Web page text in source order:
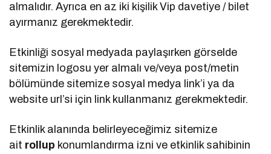
almalıdır. Ayrıca en az iki kişilik Vip davetiye / bilet
ayırmanız gerekmektedir.
Etkinliği sosyal medyada paylaşırken görselde
sitemizin logosu yer almalı ve/veya post/metin
bölümünde sitemize sosyal medya link’i ya da
website url’si için link kullanmanız gerekmektedir.
Etkinlik alanında belirleyeceğimiz sitemize
ait rollup konumlandırma izni ve etkinlik sahibinin